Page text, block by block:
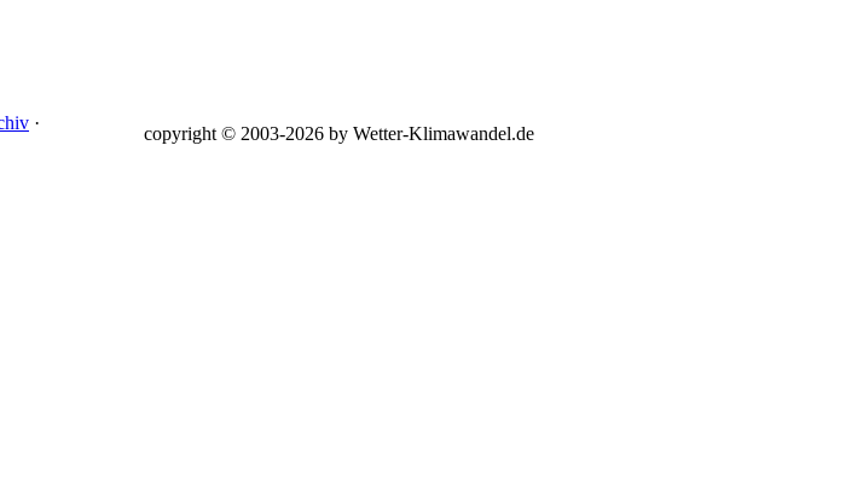
·
copyright © 2003-2026 by Wetter-Klimawandel.de